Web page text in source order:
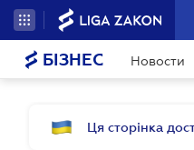
БІЗНЕС Новости
Ця сторінка